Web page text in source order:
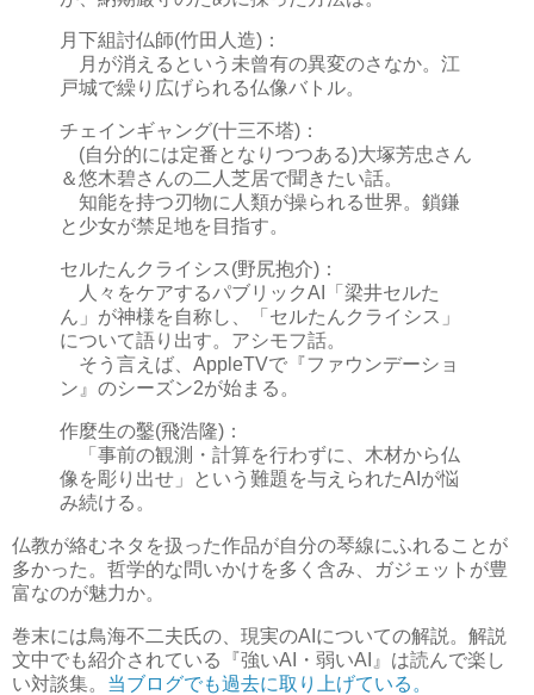
月下組討仏師(竹田人造)：
月が消えるという未曾有の異変のさなか。江
戸城で繰り広げられる仏像バトル。
チェインギャング(十三不塔)：
(自分的には定番となりつつある)大塚芳忠さん
＆悠木碧さんの二人芝居で聞きたい話。
知能を持つ刃物に人類が操られる世界。鎖鎌
と少女が禁足地を目指す。
セルたんクライシス(野尻抱介)：
人々をケアするパブリックAI「梁井セルた
ん」が神様を自称し、「セルたんクライシス」
について語り出す。アシモフ話。
そう言えば、AppleTVで『ファウンデーショ
ン』のシーズン2が始まる。
作麼生の鑿(飛浩隆)：
「事前の観測・計算を行わずに、木材から仏
像を彫り出せ」という難題を与えられたAIが悩
み続ける。
仏教が絡むネタを扱った作品が自分の琴線にふれることが
多かった。哲学的な問いかけを多く含み、ガジェットが豊
富なのが魅力か。
巻末には鳥海不二夫氏の、現実のAIについての解説。解説
文中でも紹介されている『強いAI・弱いAI』は読んで楽し
い対談集。 当ブログでも過去に取り上げている。